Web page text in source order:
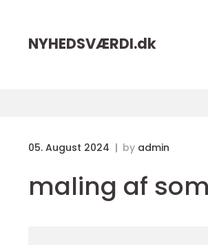
NYHEDSVÆRDI.dk
05. August 2024 by admin
maling af